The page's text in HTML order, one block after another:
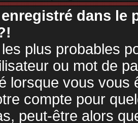
dans le
plus probables
ou mot de
lorsque vous vous
compte pour
peut-être alors